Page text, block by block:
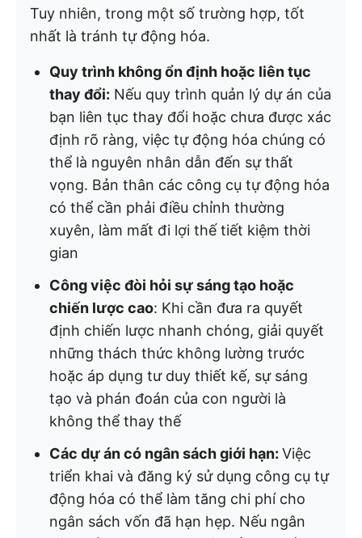
Tuy nhiên, trong một số trường hợp, tốt
nhất là tránh tự động hóa.
Quy trình không ổn định hoặc liên tục
thay đổi: Nếu quy trình quản lý dự án của
bạn liên tục thay đổi hoặc chưa được xác
định rõ ràng, việc tự động hóa chúng có
thể là nguyên nhân dẫn đến sự thất
vọng. Bản thân các công cụ tự động hóa
có thể cần phải điều chỉnh thường
xuyên, làm mất đi lợi thế tiết kiệm thời
gian
Công việc đòi hỏi sự sáng tạo hoặc
chiến lược cao: Khi cần đưa ra quyết
định chiến lược nhanh chóng, giải quyết
những thách thức không lường trước
hoặc áp dụng tư duy thiết kế, sự sáng
tạo và phán đoán của con người là
không thể thay thế
Các dự án có ngân sách giới hạn: Việc
triển khai và đăng ký sử dụng công cụ tự
động hóa có thể làm tăng chi phí cho
ngân sách vốn đã hạn hẹp. Nếu ngân